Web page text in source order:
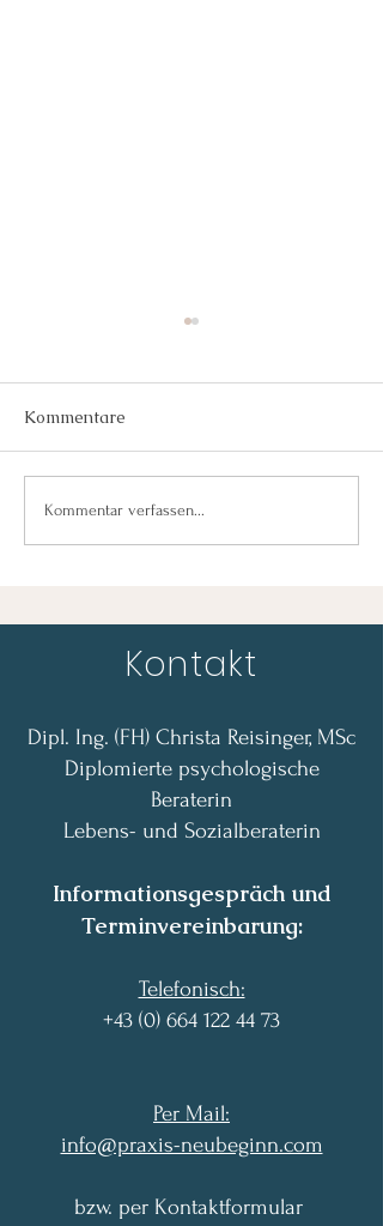
Die Maske des
Narzissten
Kommentare
Kommentar verfassen...
Kontakt
Dipl. Ing. (FH) Christa Reisinger, MSc
Diplomierte psychologische
Beraterin
Lebens- und Sozialberaterin
Informationsgespräch und
Terminvereinbarung:
Telefonisch:
+43 (0) 664 122 44 73
Per Mail:​
info@praxis-neubeginn.com
bzw. per Kontaktformular